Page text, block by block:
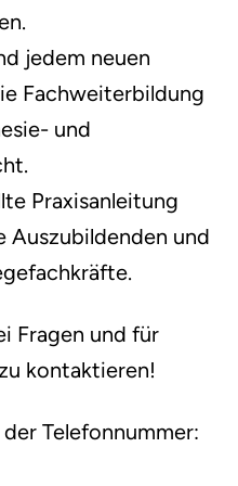
jedem neuen
Fachweiterbildung
und
Praxisanleitung
Auszubildenden und
Fragen und für
kontaktieren!
Telefonnummer: